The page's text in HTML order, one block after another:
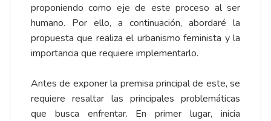
proponiendo como eje de este proceso al ser
humano. Por ello, a continuación, abordaré la
propuesta que realiza el urbanismo feminista y la
importancia que requiere implementarlo.
Antes de exponer la premisa principal de este, se
requiere resaltar las principales problemáticas
que busca enfrentar. En primer lugar, inicia